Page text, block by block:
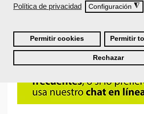
Política de privacidad
Configuración ◮
Permitir cookies Permitir
Rechazar